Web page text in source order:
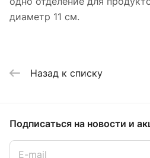
диаметр 11 см.
Назад к списку
Подписаться на новости и